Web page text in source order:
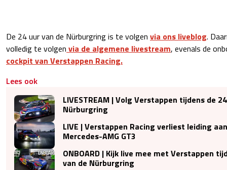
De 24 uur van de Nürburgring is te volgen via ons liveblog.
volledig te volgen via de algemene livestream, evenals de
cockpit van Verstappen Racing.
Lees ook
LIVESTREAM | Volg Verstappen tijdens de
Nürburgring
LIVE | Verstappen Racing verliest leiding
Mercedes-AMG GT3
ONBOARD | Kijk live mee met Verstappen
van de Nürburgring